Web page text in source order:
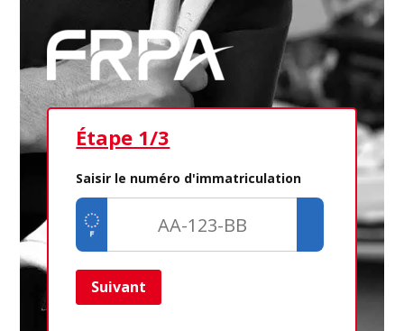
Étape 1/3
Saisir le numéro d'immatriculation
Suivant